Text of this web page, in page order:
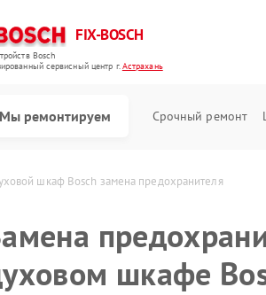
FIX-BOSCH
Bosch
cервисный центр г.Астрахань
Мы ремонтируем Срочный ремонт
шкаф Bosch замена предохранителя
шкафе